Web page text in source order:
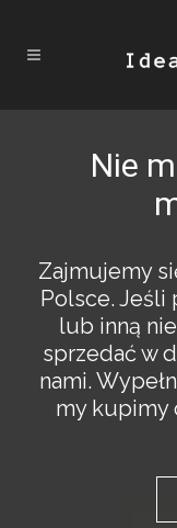
Nie
Zajmujemy
Polsce. Jeśli
lub inną
sprzedać w
nami.
my kupimy